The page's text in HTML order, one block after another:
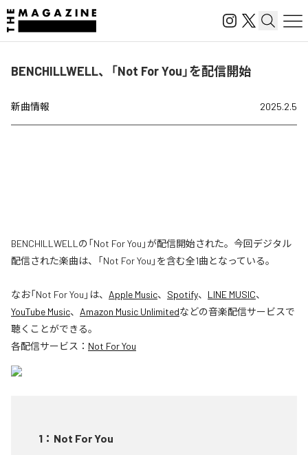
BENCHILLWELL、「Not For You」を配信開始
新曲情報 2025.2.5
BENCHILLWELLの「Not For You」が配信開始された。今回デジタル
配信された楽曲は、「Not For You」を含む全1曲となっている。
なお「Not For You 」は、 Apple Music、 Spotify、 LINE MUSIC、
YouTube Music、 Amazon Music Unlimitedなどの音楽配信サービスで
聴くことができる。
各配信サービス： Not For You
1 ： Not For You